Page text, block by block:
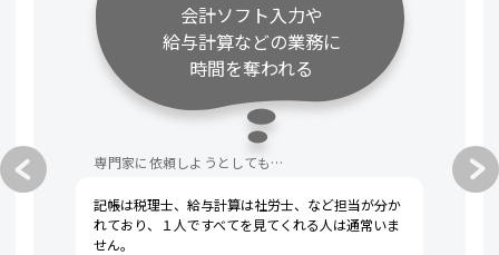
会計ソフト入力や
給与計算などの業務に
時間を奪われる
専門家に依頼しようとしても…
記帳は税理士、給与計算は社労士、など担当が分か
れており、１人ですべてを見てくれる人は通常いま
せん。